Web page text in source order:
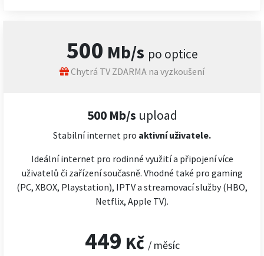
500 Mb/s po optice
Chytrá TV ZDARMA na vyzkoušení
500 Mb/s upload
Stabilní internet pro aktivní uživatele.
Ideální internet pro rodinné využití a připojení více
uživatelů či zařízení současně. Vhodné také pro gaming
(PC, XBOX, Playstation), IPTV a streamovací služby (HBO,
Netflix, Apple TV).
449 Kč / měsíc